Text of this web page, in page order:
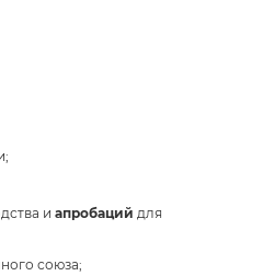
и апробаций для
союза;